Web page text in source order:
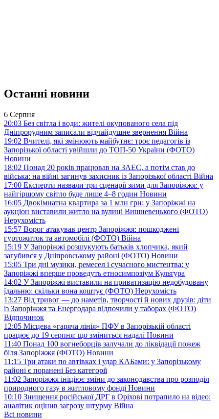
Останні новини
6 Серпня
20:03 Без світла і води: жителі окупованого села під
Дніпрорудним записали відчайдушне звернення Війна
19:02 Вчителі, які змінюють майбутнє: троє педагогів із
Запорізької області увійшли до ТОП-50 України (ФОТО)
Новини
18:02 Понад 20 років працював на ЗАЕС, а потім став до
війська: на війні загинув захисник із Запорізької області Війна
17:00 Експерти назвали три сценарії зими для Запоріжжя: у
найгіршому світло буде лише 4–8 годин Новини
16:05 Двокімнатна квартира за 1 млн грн: у Запоріжжі на
аукціон виставили житло на вулиці Вишневецького (ФОТО)
Нерухомість
15:57 Ворог атакував центр Запоріжжя: пошкоджені
гуртожиток та автомобілі (ФОТО) Війна
15:19 У Запоріжжі розшукують батьків хлопчика, який
загубився у Дніпровському районі (ФОТО) Новини
15:05 Три дні музики, ремесел і сучасного мистецтва: у
Запоріжжі вперше проведуть етносимпозіум Культура
14:02 У Запоріжжі виставили на приватизацію недобудовану
їдальню: скільки вона коштує (ФОТО) Нерухомість
13:27 Від тривог — до наметів, творчості й нових друзів: діти
із Запоріжжя та Енергодара відпочили у таборах (ФОТО)
Відпочинок
12:05 Місцева «гаряча лінія» ПФУ в Запорізькій області
працює до 19 серпня: що зміниться надалі Новини
11:40 Понад 100 вогнеборців залучали до ліквідації пожеж
біля Запоріжжя (ФОТО) Новини
11:15 Три атаки по автівках і удар КАБами: у Запорізькому
районі є поранені Без категорії
11:02 Запоріжжя ініціює зміни до законодавства про розподіл
природного газу в житловому фонді Новини
10:10 Знищення російської ДРГ в Оріхові потрапило на відео:
аналітик оцінив загрозу штурму Війна
Всі новини